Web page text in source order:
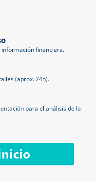
financiera.
(aprox. 24h).
para el análisis de la